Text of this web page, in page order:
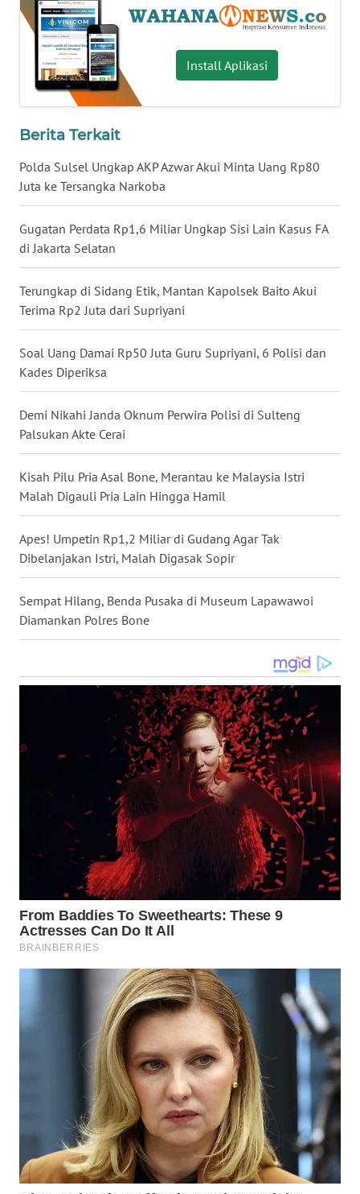
Install Aplikasi
Berita Terkait
Polda Sulsel Ungkap AKP Azwar Akui Minta Uang Rp80
Juta ke Tersangka Narkoba
Gugatan Perdata Rp1,6 Miliar Ungkap Sisi Lain Kasus FA
di Jakarta Selatan
Terungkap di Sidang Etik, Mantan Kapolsek Baito Akui
Terima Rp2 Juta dari Supriyani
Soal Uang Damai Rp50 Juta Guru Supriyani, 6 Polisi dan
Kades Diperiksa
Demi Nikahi Janda Oknum Perwira Polisi di Sulteng
Palsukan Akte Cerai
Kisah Pilu Pria Asal Bone, Merantau ke Malaysia Istri
Malah Digauli Pria Lain Hingga Hamil
Apes! Umpetin Rp1,2 Miliar di Gudang Agar Tak
Dibelanjakan Istri, Malah Digasak Sopir
Sempat Hilang, Benda Pusaka di Museum Lapawawoi
Diamankan Polres Bone
WN
NUSANTARA
WN
JOGJA
WN
WN
KALTENG
WN
KALTARA
WN
KALSEL
WN
KALTIM
WN
WN
WN
MALUKU
WN
WN
WN
DANAU
TOBA
TAPANULI
SELATAN
WN